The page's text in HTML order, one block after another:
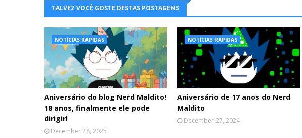
TALVEZ VOCÊ GOSTE DESTAS POSTAGENS
NOTÍCIAS RÁPIDAS
Aniversário do blog Nerd Maldito!
18 anos, finalmente ele pode
dirigir!
December 28, 2025
NOTÍCIAS RÁPIDAS
Aniversário de 17 anos do Nerd
Maldito
December 27, 2024